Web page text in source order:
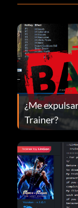
¿Me
Trainer?